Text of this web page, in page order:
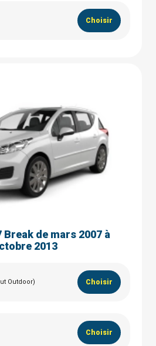
Choisir
Break de mars 2007 à
2013
Outdoor) Choisir
Choisir